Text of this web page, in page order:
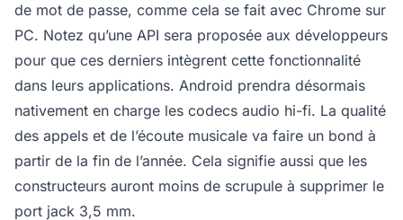
de mot de passe, comme cela se fait avec Chrome sur
PC. Notez qu’une API sera proposée aux développeurs
pour que ces derniers intègrent cette fonctionnalité
dans leurs applications. Android prendra désormais
nativement en charge les codecs audio hi-fi. La qualité
des appels et de l’écoute musicale va faire un bond à
partir de la fin de l’année. Cela signifie aussi que les
constructeurs auront moins de scrupule à supprimer le
port jack 3,5 mm.